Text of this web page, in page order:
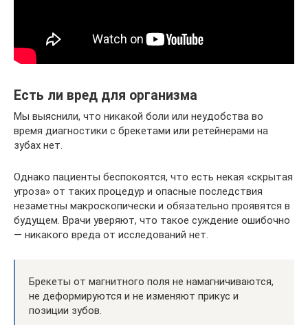
Есть ли вред для организма
Мы выяснили, что никакой боли или неудобства во
время диагностики с брекетами или ретейнерами на
зубах нет.
Однако пациенты беспокоятся, что есть некая «скрытая
угроза» от таких процедур и опасные последствия
незаметны макроскопически и обязательно проявятся в
будущем. Врачи уверяют, что такое суждение ошибочно
— никакого вреда от исследований нет.
Брекеты от магнитного поля не намагничиваются,
не деформируются и не изменяют прикус и
позиции зубов.